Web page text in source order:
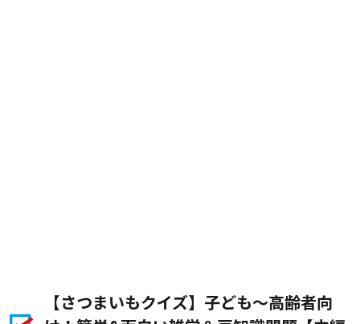
【さつまいもクイズ】子ども〜高齢者向